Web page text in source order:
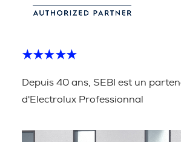
★★★★★
Depuis 40 ans, SEBI est un
d'Electrolux Professionnal